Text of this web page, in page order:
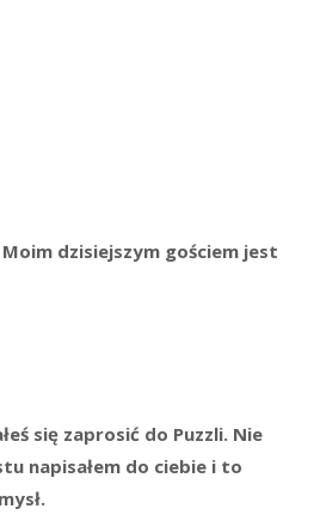
dzisiejszym gościem jest
się zaprosić do Puzzli. Nie
napisałem do ciebie i to